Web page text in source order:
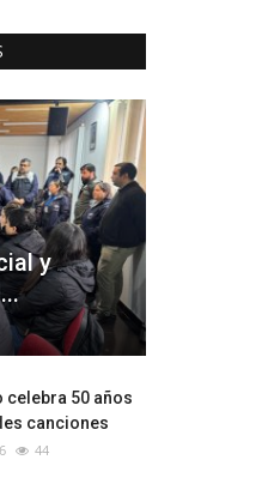
y
celebra 50 años
canciones
44